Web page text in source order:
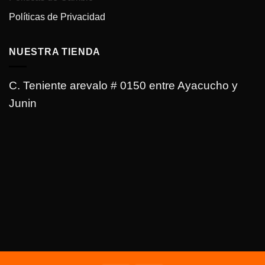
Políticas de Privacidad
NUESTRA TIENDA
C. Teniente arevalo # 0150 entre Ayacucho y
Junin